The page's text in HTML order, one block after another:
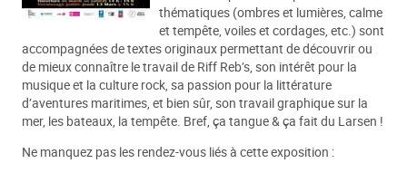
thématiques (ombres et lumières, calme
et tempête, voiles et cordages, etc.) sont
accompagnées de textes originaux permettant de découvrir ou
de mieux connaître le travail de Riff Reb’s, son intérêt pour la
musique et la culture rock, sa passion pour la littérature
d’aventures maritimes, et bien sûr, son travail graphique sur la
mer, les bateaux, la tempête. Bref, ça tangue & ça fait du Larsen !
Ne manquez pas les rendez-vous liés à cette exposition :